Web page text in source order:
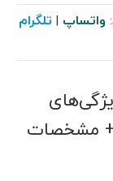
واتساپ | تلگرام
7 پرو با ویژگی‌های
مشخصات